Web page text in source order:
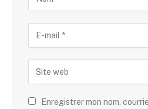
Enregistrer mon nom,